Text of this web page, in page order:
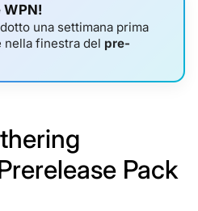
WPN!
una settimana prima
finestra del pre-
Pack